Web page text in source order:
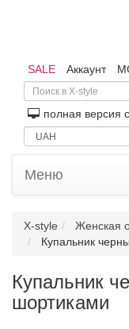
SALE
Аккаунт
полная версия
Меню
X-style Женская
Купальник
Купальник
шортиками